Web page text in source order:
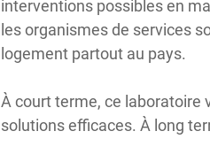
interventions possibles en
les organismes de services
logement partout au pays.
À court terme, ce laboratoire
solutions efficaces. À long